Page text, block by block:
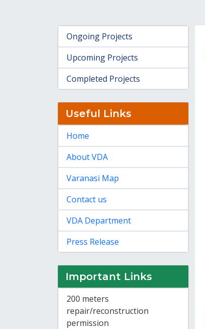
Ongoing Projects
Upcoming Projects
Completed Projects
Useful Links
Home
About VDA
Varanasi Map
Contact us
VDA Department
Press Release
Important Links
200 meters
repair/reconstruction
permission